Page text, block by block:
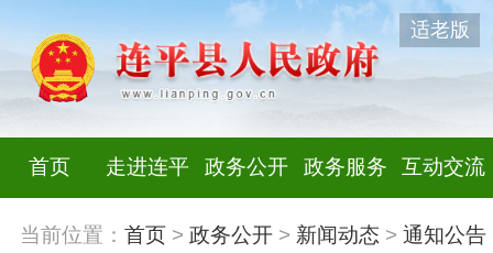
适老版
首页 走进连平 政务公开 政务服务 互动交流
当前位置： 首页> 政务公开> 新闻动态 > 通知公告